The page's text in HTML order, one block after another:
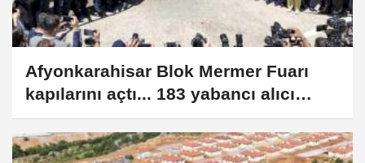
Afyonkarahisar Blok Mermer Fuarı
kapılarını açtı... 183 yabancı alıcı
Türkiye’de